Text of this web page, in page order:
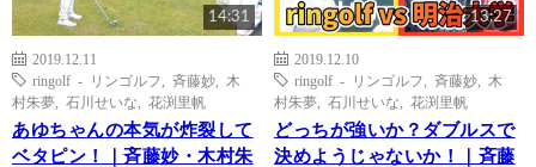
14:31
2019.12.11
ringolf - リンゴルフ
斉藤妙
木
村朱夢
石川せいな 花渕里帆
あゆちゃんの本気が炸裂して
ベタピン！｜斉藤妙・木村朱
13:27
2019.12.10
ringolf - リンゴルフ
斉藤妙
木
村朱夢
石川せいな 花渕里帆
どっちが強いか？ダブルスで
決めようじゃないか！｜斉藤